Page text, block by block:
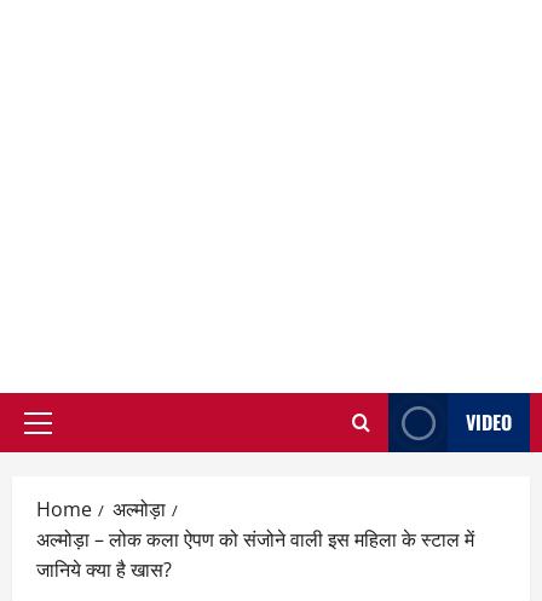
Primary
VIDEO
Home
अल्मोड़ा
अल्मोड़ा – लोक कला ऐपण को संजोने वाली इस महिला के स्टाल में
जानिये क्या है खास?